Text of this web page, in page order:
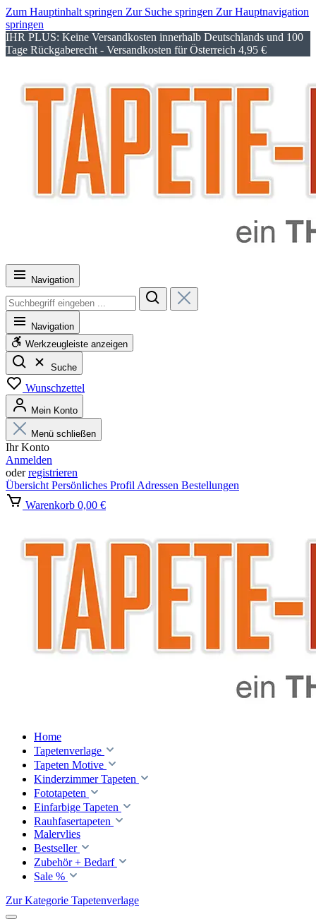
Zum Hauptinhalt springen Zur Suche springen Zur Hauptnavigation
springen
IHR PLUS: Keine Versandkosten innerhalb Deutschlands und 100
Tage Rückgaberecht - Versandkosten für Österreich 4,95 €
Navigation
Navigation
Werkzeugleiste anzeigen
Suche
Wunschzettel
Mein Konto
Menü schließen
Ihr Konto
Anmelden
oderregistrieren
Übersicht Persönliches Profil Adressen Bestellungen
Warenkorb 0,00 €
Home
Tapetenverlage
Tapeten Motive
Kinderzimmer Tapeten
Fototapeten
Einfarbige Tapeten
Rauhfasertapeten
Malervlies
Bestseller
Zubehör + Bedarf
Sale %
Zur Kategorie Tapetenverlage